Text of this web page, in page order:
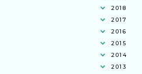
2018
2017
2016
2015
2014
2013